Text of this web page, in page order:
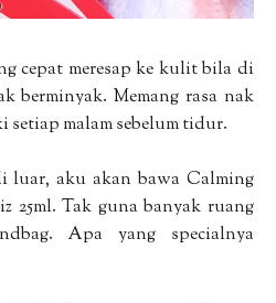
cepat meresap ke kulit bila di
berminyak. Memang rasa nak
setiap malam sebelum tidur.
luar, aku akan bawa Calming
25ml. Tak guna banyak ruang
Apa yang specialnya